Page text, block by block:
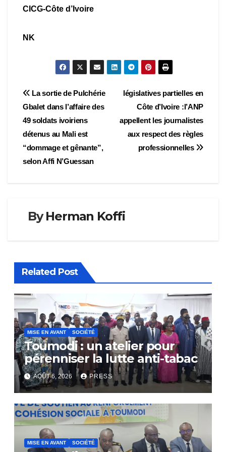
CICG-Côte d’Ivoire
NK
Navigation
de
l’article
législatives partielles en
Côte d’Ivoire :l’ANP
appellent les journalistes
aux respect des règles
professionnelles
La sortie de Pulchérie
Gbalet dans l’affaire des
49 soldats ivoiriens
détenus au Mali est
“dommage et gênante”,
selon Affi N’Guessan
ByHerman Koffi
Related Post
MISE EN AVANT SOCIÉTÉ
Toumodi : un atelier pour
pérenniser la lutte anti-tabac
AOÛT 6, 2026 PRESS
MISE EN AVANT SOCIÉTÉ